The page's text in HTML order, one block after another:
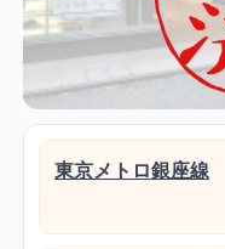
東京メトロ銀座線